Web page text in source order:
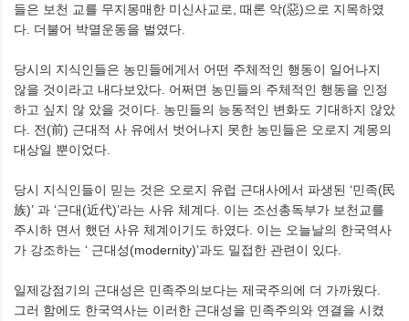
들은 보천 교를 무지몽매한 미신사교로, 때론 악(惡)으로 지목하였
다. 더불어 박멸운동을 벌였다.
당시의 지식인들은 농민들에게서 어떤 주체적인 행동이 일어나지
않을 것이라고 내다보았다. 어쩌면 농민들의 주체적인 행동을 인정
하고 싶지 않 았을 것이다. 농민들의 능동적인 변화도 기대하지 않았
다. 전(前) 근대적 사 유에서 벗어나지 못한 농민들은 오로지 계몽의
대상일 뿐이었다.
당시 지식인들이 믿는 것은 오로지 유럽 근대사에서 파생된 ‘민족(民
族)’ 과 ‘근대(近代)’라는 사유 체계다. 이는 조선총독부가 보천교를
주시하 면서 했던 사유 체계이기도 하였다. 이는 오늘날의 한국역사
가 강조하는 ‘ 근대성(modernity)’과도 밀접한 관련이 있다.
일제강점기의 근대성은 민족주의보다는 제국주의에 더 가까웠다.
그러 함에도 한국역사는 이러한 근대성을 민족주의와 연결을 시켰